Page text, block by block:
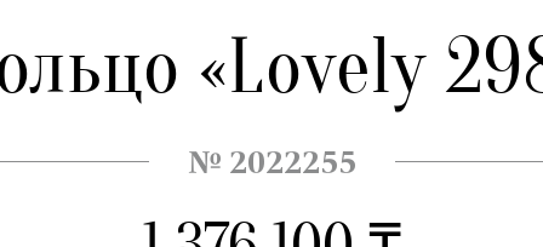
«Lovely
№ 2022255